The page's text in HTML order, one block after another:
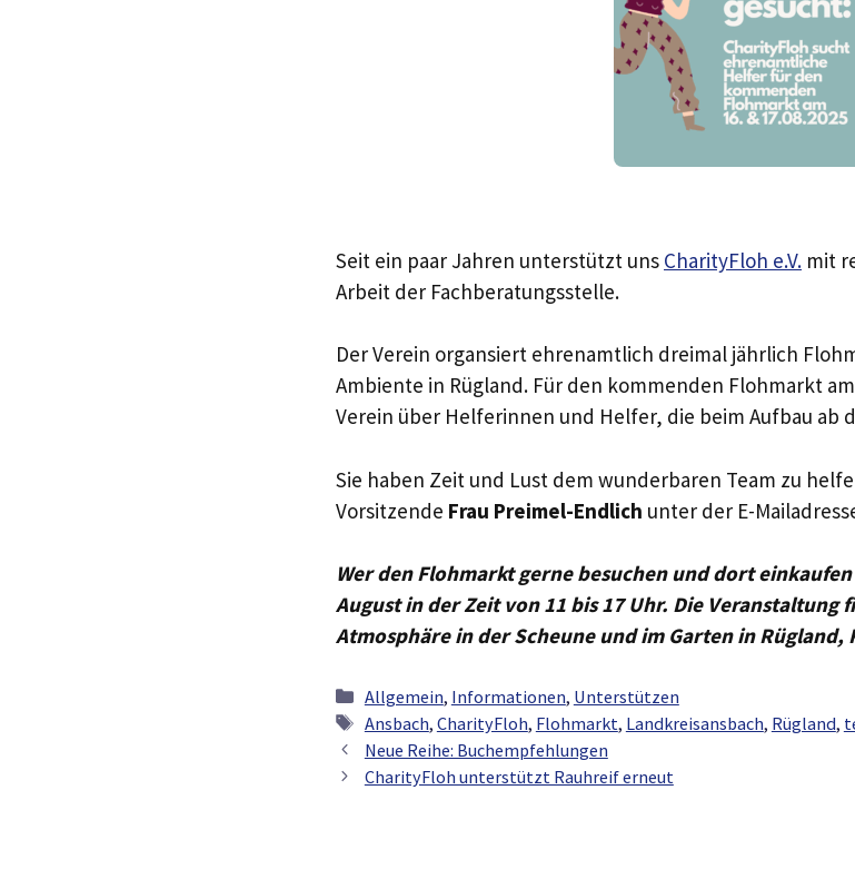
Seit ein paar Jahren unterstützt uns CharityFloh e.V. mit
Arbeit der Fachberatungsstelle.
Der Verein organsiert ehrenamtlich dreimal jährlich
Ambiente in Rügland. Für den kommenden Flohmarkt
Verein über Helferinnen und Helfer, die beim Aufbau ab
Sie haben Zeit und Lust dem wunderbaren Team zu
Vorsitzende Frau Preimel-Endlich unter der E-
Wer den Flohmarkt gerne besuchen und dort
August in der Zeit von 11 bis 17 Uhr. Die Veranstaltung
Atmosphäre in der Scheune und im Garten in Rügland,
Kategorien
Allgemein, Informationen, Unterstützen
Schlagwörter
Ansbach, CharityFloh, Flohmarkt, Landkreisansbach, Rügland,
Neue Reihe: Buchempfehlungen
CharityFloh unterstützt Rauhreif erneut